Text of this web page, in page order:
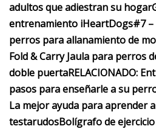
adultos que adiestran su hogar
entrenamiento iHeartDogs#7
perros para allanamiento de
Fold & Carry Jaula para perros
doble puertaRELACIONADO:
pasos para enseñarle a su
La mejor ayuda para aprender
testarudosBolígrafo de